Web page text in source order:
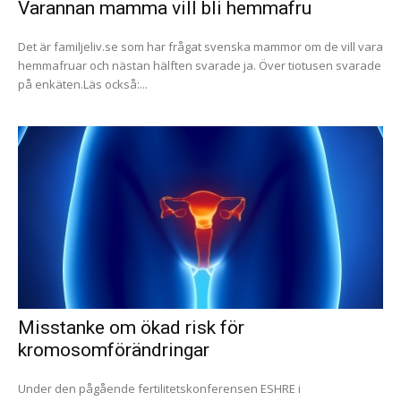
Varannan mamma vill bli hemmafru
Det är familjeliv.se som har frågat svenska mammor om de vill vara
hemmafruar och nästan hälften svarade ja. Över tiotusen svarade
på enkäten.Läs också:...
Misstanke om ökad risk för
kromosomförändringar
Under den pågående fertilitetskonferensen ESHRE i